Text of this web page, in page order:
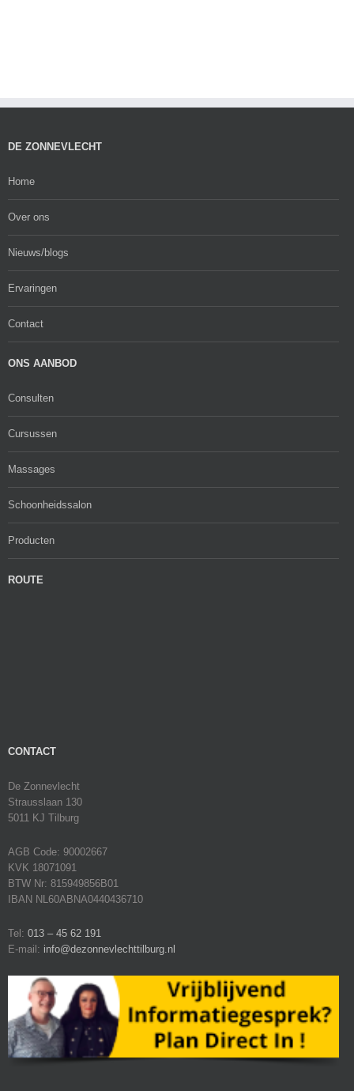
DE ZONNEVLECHT
Home
Over ons
Nieuws/blogs
Ervaringen
Contact
ONS AANBOD
Consulten
Cursussen
Massages
Schoonheidssalon
Producten
ROUTE
CONTACT
De Zonnevlecht
Strausslaan 130
5011 KJ Tilburg
AGB Code: 90002667
KVK 18071091
BTW Nr: 815949856B01
IBAN NL60ABNA0440436710
Tel: 013 – 45 62 191
E-mail: info@dezonnevlechttilburg.nl